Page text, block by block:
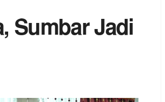
Sumbar Jadi